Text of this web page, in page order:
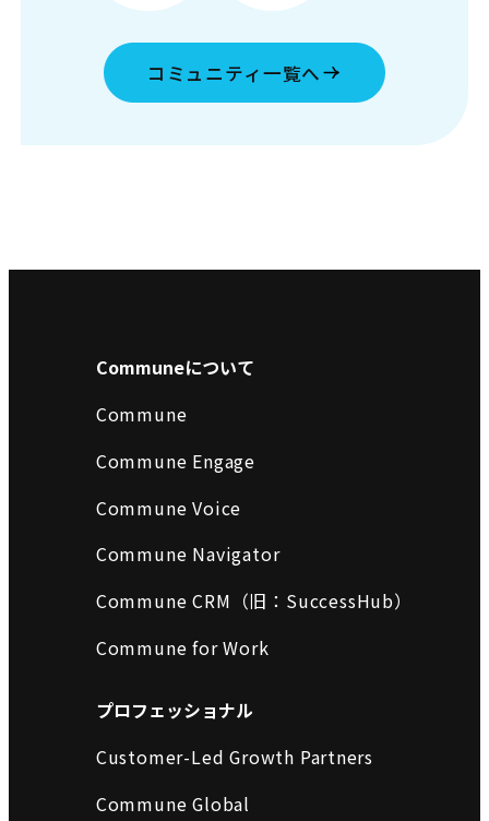
コミュニティ一覧へ
Communeについて
Commune
Commune Engage
Commune Voice
Commune Navigator
Commune CRM（旧：SuccessHub）
Commune for Work
プロフェッショナル
Customer-Led Growth Partners
Commune Global